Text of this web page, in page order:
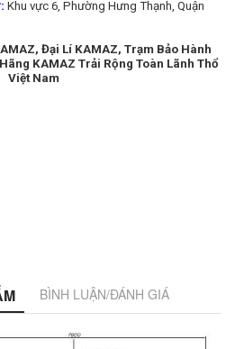
Khu vực 6, Phường Hưng Thạnh, Quận
Đại Lí KAMAZ, Trạm Bảo Hành
KAMAZ Trải Rộng Toàn Lãnh Thổ
Việt Nam
BÌNH LUẬN/ĐÁNH GIÁ